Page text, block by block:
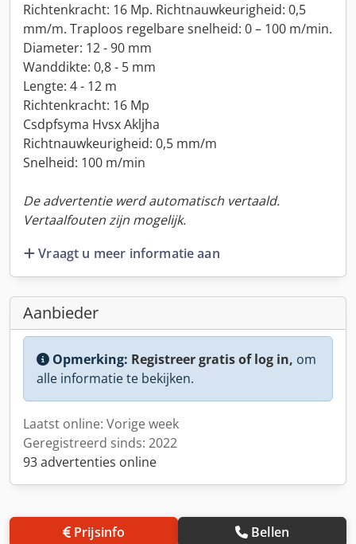
Richtenkracht: 16 Mp. Richtnauwkeurigheid: 0,5
mm/m. Traploos regelbare snelheid: 0 – 100 m/min.
Diameter: 12 - 90 mm
Wanddikte: 0,8 - 5 mm
Lengte: 4 - 12 m
Richtenkracht: 16 Mp
Csdpfsyma Hvsx Akljha
Richtnauwkeurigheid: 0,5 mm/m
Snelheid: 100 m/min
De advertentie werd automatisch vertaald.
Vertaalfouten zijn mogelijk.
Vraagt u meer informatie aan
Aanbieder
Opmerking: Registreer gratis of log in, om
alle informatie te bekijken.
Laatst online: Vorige week
Geregistreerd sinds: 2022
93 advertenties online
Prijsinfo Bellen